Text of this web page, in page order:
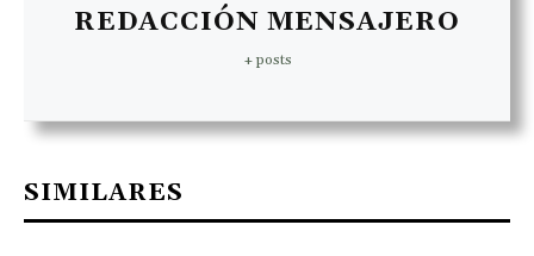
REDACCIÓN MENSAJERO
+ posts
SIMILARES